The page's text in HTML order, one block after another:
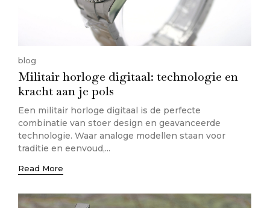
blog
Militair horloge digitaal: technologie en
kracht aan je pols
Een militair horloge digitaal is de perfecte
combinatie van stoer design en geavanceerde
technologie. Waar analoge modellen staan voor
traditie en eenvoud,...
Read More